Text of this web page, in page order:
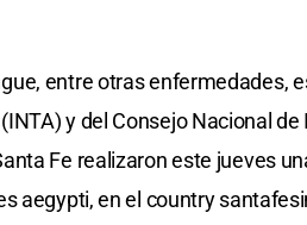
entre otras enfermedades,
y del Consejo Nacional
Fe realizaron este jueves
aegypti, en el country